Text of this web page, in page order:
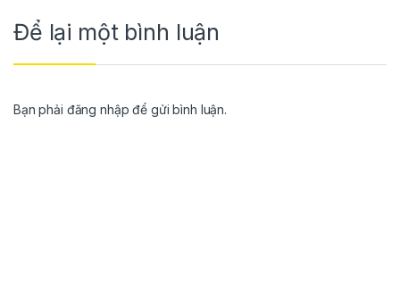
Để lại một bình luận
Bạn phải đăng nhập để gửi bình luận.